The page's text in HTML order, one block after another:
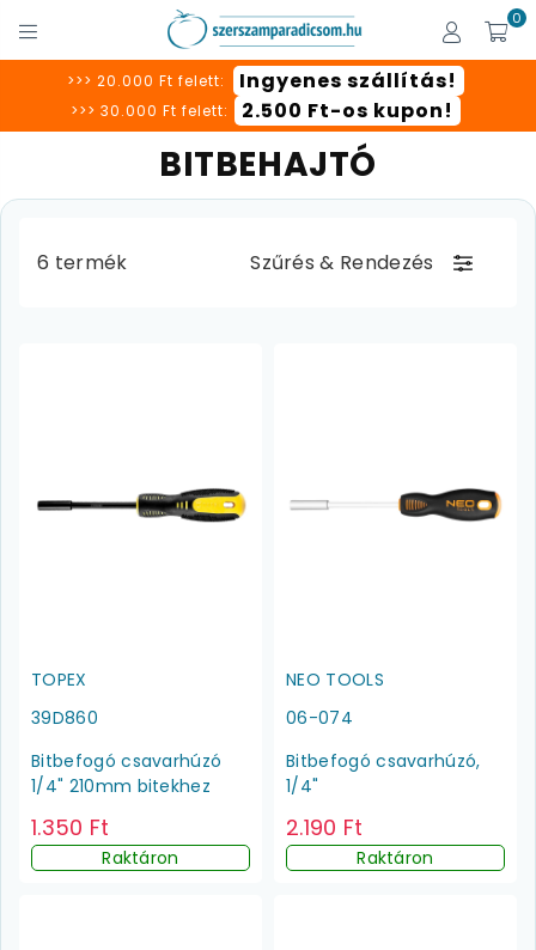
SZERSZÁMPARADICSOM
0
>>> 20.000 Ft felett: Ingyenes szállítás!
>>> 30.000 Ft felett: 2.500 Ft-os kupon!
BITBEHAJTÓ
6 termék Szűrés & Rendezés
TOPEX
39D860
Bitbefogó csavarhúzó
1/4" 210mm bitekhez
1.350 Ft
Raktáron
NEO TOOLS
06-074
Bitbefogó csavarhúzó,
1/4"
2.190 Ft
Raktáron